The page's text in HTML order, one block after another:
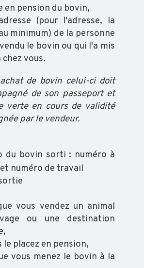
en pension du bovin,
(pour l'adresse, la
minimum) de la personne
le bovin ou qui l'a mis
vous.
de bovin celui-ci doit
de son passeport et
verte en cours de validité
par le vendeur.
du bovin sorti : numéro à
numéro de travail
vous vendez un animal
ou une destination
le placez en pension,
vous menez le bovin à la